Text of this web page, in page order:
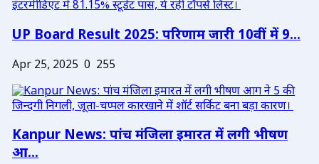
UP Board Result 2025: परिणाम जारी 10वीं में 9...
Apr 25, 2025 0 255
Kanpur News: पांच मंजिला इमारत में लगी भीषण
आ...